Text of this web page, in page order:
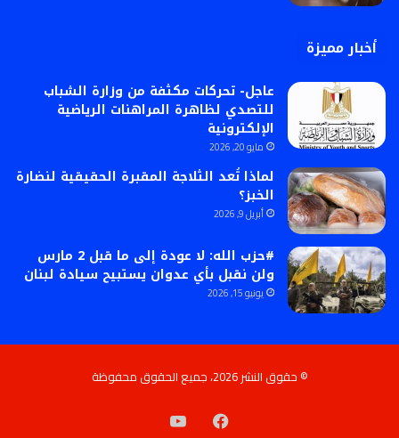
أخبار مميزة
عاجل- تحركات مكثفة من وزارة الشباب
للتصدي لظاهرة المراهنات الرياضية
الإلكترونية
مايو 20, 2026
لماذا تُعد الثلاجة المقبرة الحقيقية لنضارة
الخبز؟
أبريل 9, 2026
#حزب الله: لا عودة إلى ما قبل 2 مارس
ولن نقبل بأي عدوان يستبيح سيادة لبنان
يونيو 15, 2026
© حقوق النشر 2026، جميع الحقوق محفوظة
فيسبوك‫YouTube